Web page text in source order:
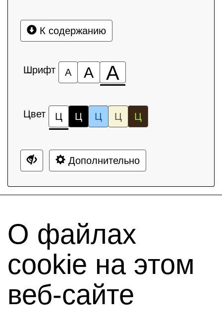
К содержанию
Шрифт А А А
Цвет Ц Ц Ц Ц Ц
Дополнительно
О файлах
cookie на этом
веб-сайте